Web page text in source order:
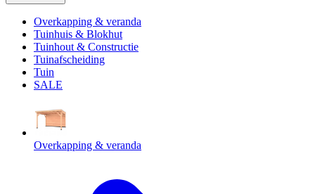
Overkapping & veranda
Tuinhuis & Blokhut
Tuinhout & Constructie
Tuinafscheiding
Tuin
SALE
Overkapping & veranda